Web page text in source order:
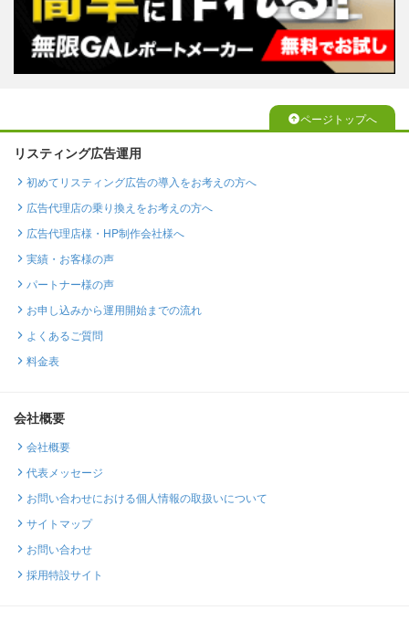
ページトップへ
リスティング広告運用
初めてリスティング広告の導入をお考えの方へ
広告代理店の乗り換えをお考えの方へ
広告代理店様・HP制作会社様へ
実績・お客様の声
パートナー様の声
お申し込みから運用開始までの流れ
よくあるご質問
料金表
会社概要
会社概要
代表メッセージ
お問い合わせにおける個人情報の取扱いについて
サイトマップ
お問い合わせ
採用特設サイト